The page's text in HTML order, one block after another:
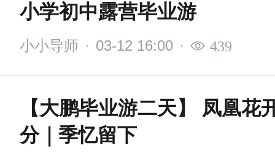
小学初中露营毕业游
小小导师 · 03-12 16:00 · 439
【大鹏毕业游二天】 凤凰花
分｜季忆留下